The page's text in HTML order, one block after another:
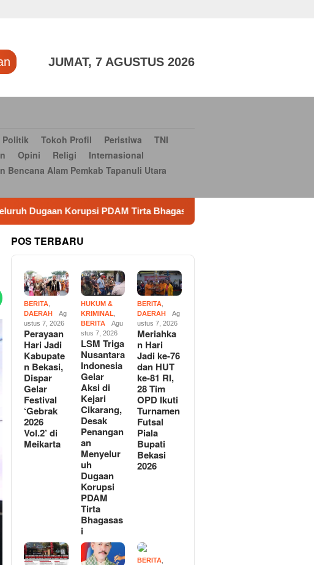
JUMAT, 7 AGUSTUS 2026
Politik Tokoh Profil Peristiwa
TNI
Opini Religi
Internasional
Bencana Alam Pemkab Tapanuli Utara
Tirta Bhagasasi Meriahkan Hari Jadi ke-76 dan HUT ke-
POS TERBARU
BERITA
DAERAH
Ag
ustus 7, 2026
Perayaan
Hari Jadi
Kabupate
n Bekasi,
Dispar
Gelar
Festival
‘Gebrak
2026
Vol.2’ di
Meikarta
HUKUM &
KRIMINAL
BERITA
Agu
stus 7, 2026
LSM Triga
Nusantara
Indonesia
Gelar
Aksi di
Kejari
Cikarang,
Desak
Penangan
an
Menyelur
uh
Dugaan
Korupsi
PDAM
Tirta
Bhagasas
i
BERITA
DAERAH
Ag
ustus 7, 2026
Meriahka
n Hari
Jadi ke-76
dan HUT
ke-81 RI,
28 Tim
OPD Ikuti
Turnamen
Futsal
Piala
Bupati
Bekasi
2026
BERITA